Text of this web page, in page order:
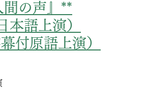
間の声』**
本語上演）
付原語上演）